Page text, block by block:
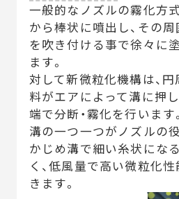
一般的なノズルの霧化方
から棒状に噴出し、その
を吹き付ける事で徐々に
ます。
対して新微粒化機構は、
料がエアによって溝に押
端で分断・霧化を行います。
溝の一つ一つがノズルの
かじめ溝で細い糸状にな
く、低風量で高い微粒化
きます。